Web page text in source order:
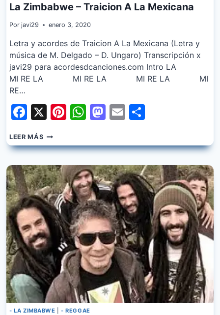
La Zimbabwe – Traicion A La Mexicana
Por javi29 enero 3, 2020
Letra y acordes de Traicion A La Mexicana (Letra y
música de M. Delgado – D. Ungaro) Transcripción x
javi29 para acordesdcanciones.com Intro LA
MI RE LA MI RE LA MI RE LA MI
RE…
Facebook
X Pinterest
WhatsApp
Mastodon
Email
LEER MÁSLA
ZIMBABWE
–
A
LA
MEXICANA
- LA ZIMBABWE |- REGGAE